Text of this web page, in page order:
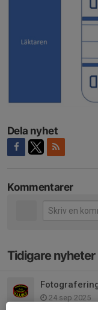
Dela nyhet
Kommentarer
Tidigare nyheter
24 sep 2025